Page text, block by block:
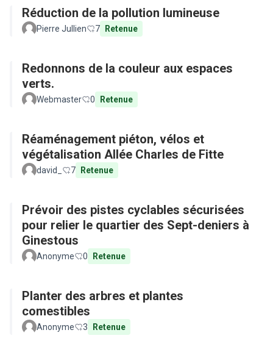
Réduction de la pollution lumineuse
Pierre Jullien 7 Retenue
Redonnons de la couleur aux espaces
verts.
Webmaster 0 Retenue
Réaménagement piéton, vélos et
végétalisation Allée Charles de Fitte
david_ 7 Retenue
Prévoir des pistes cyclables sécurisées
pour relier le quartier des Sept-deniers à
Ginestous
Anonyme 0 Retenue
Planter des arbres et plantes
comestibles
Anonyme 3 Retenue